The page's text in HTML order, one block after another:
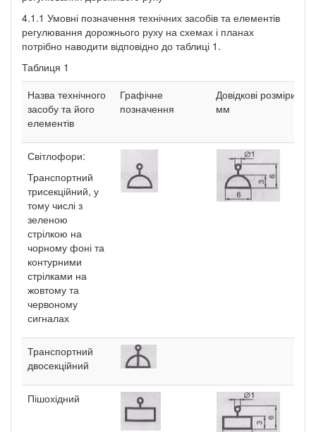
4.1.1 Умовні позначення технічних засобів та елементів
регулювання дорожнього руху на схемах і планах
потрібно наводити відповідно до таблиці 1.
Таблиця 1
Назва технічного
засобу та його
елементів
Графічне
позначення
Довідкові розміри,
мм
Світлофори:
Транспортний
трисекційний, у
тому числі з
зеленою
стрілкою на
чорному фоні та
контурними
стрілками на
жовтому та
червоному
сигналах
Транспортний
двосекційний
Пішохідний